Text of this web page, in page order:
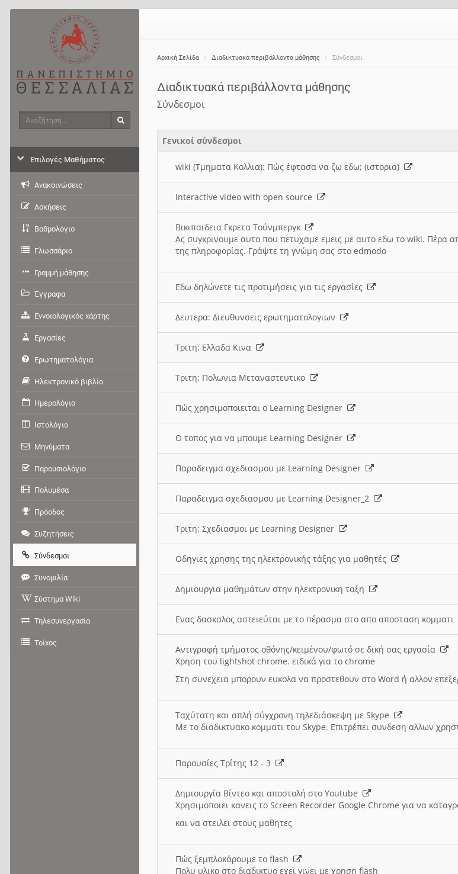
Αρχική Σελίδα Διαδικτυακά περιβάλλοντα μάθησης Σύνδεσμοι
Διαδικτυακά περιβάλλοντα μάθησης
Σύνδεσμοι
Γενικοί σύνδεσμοι
wiki (Τμηματα Κολλια): Πώς έφτασα να ζω εδω; (ιστορια)
Interactive video with open source
Βικιπαιδεια Γκρετα Τούνμπεργκ
Ας συγκρινουμε αυτο που πετυχαμε εμεις με αυτο εδω το wiki. Πέρα
της πληροφορίας. Γράψτε τη γνώμη σας στο edmodo
Εδω δηλώνετε τις προτιμήσεις για τις εργασίες
Δευτερα: Διευθυνσεις ερωτηματολογιων
Τριτη: Ελλαδα Κινα
Τριτη: Πολωνια Μεταναστευτικο
Πώς χρησιμοποιειται ο Learning Designer
O τοπος για να μπουμε Learning Designer
Παραδειγμα σχεδιασμου με Learning Designer
Παραδειγμα σχεδιασμου με Learning Designer_2
Τριτη: Σχεδιασμοι με Learning Designer
Οδηγιες χρησης της ηλεκτρονικής τάξης για μαθητές
Δημιουργια μαθημάτων στην ηλεκτρονικη ταξη
Ενας δασκαλος αστειεύται με το πέρασμα στο απο αποσταση
Αντιγραφή τμήματος οθόνης/κειμένου/φωτό σε δική σας εργασία
Χρηση του lightshot chrome. ειδικά για το chrome
Στη συνεχεια μπορουν ευκολα να προστεθουν στο Word ή αλλον
Ταχύτατη και απλή σύγχρονη τηλεδιάσκεψη με Skype
Με το διαδικτυακο κομματι του Skype. Επιτρέπει συνδεση αλλων
Παρουσίες Τρίτης 12 - 3
Δημιουργία Βίντεο και αποστολή στο Youtube
Χρησιμοποιει κανεις το Screen Recorder Google Chrome για να
και να στειλει στους μαθητες
Πώς ξεμπλοκάρουμε το flash
Πολυ υλικο στο διαδικτυο εχει γινει με χρηση flash
Αναζήτηση
Επιλογές Μαθήματος
Ανακοινώσεις
Ασκήσεις
Βαθμολόγιο
Γλωσσάριο
Γραμμή μάθησης
Έγγραφα
Εννοιολογικός χάρτης
Εργασίες
Ερωτηματολόγια
Ηλεκτρονικό βιβλίο
Ημερολόγιο
Ιστολόγιο
Μηνύματα
Παρουσιολόγιο
Πολυμέσα
Πρόοδος
Συζητήσεις
Σύνδεσμοι
Συνομιλία
Σύστημα Wiki
Τηλεσυνεργασία
Τοίχος